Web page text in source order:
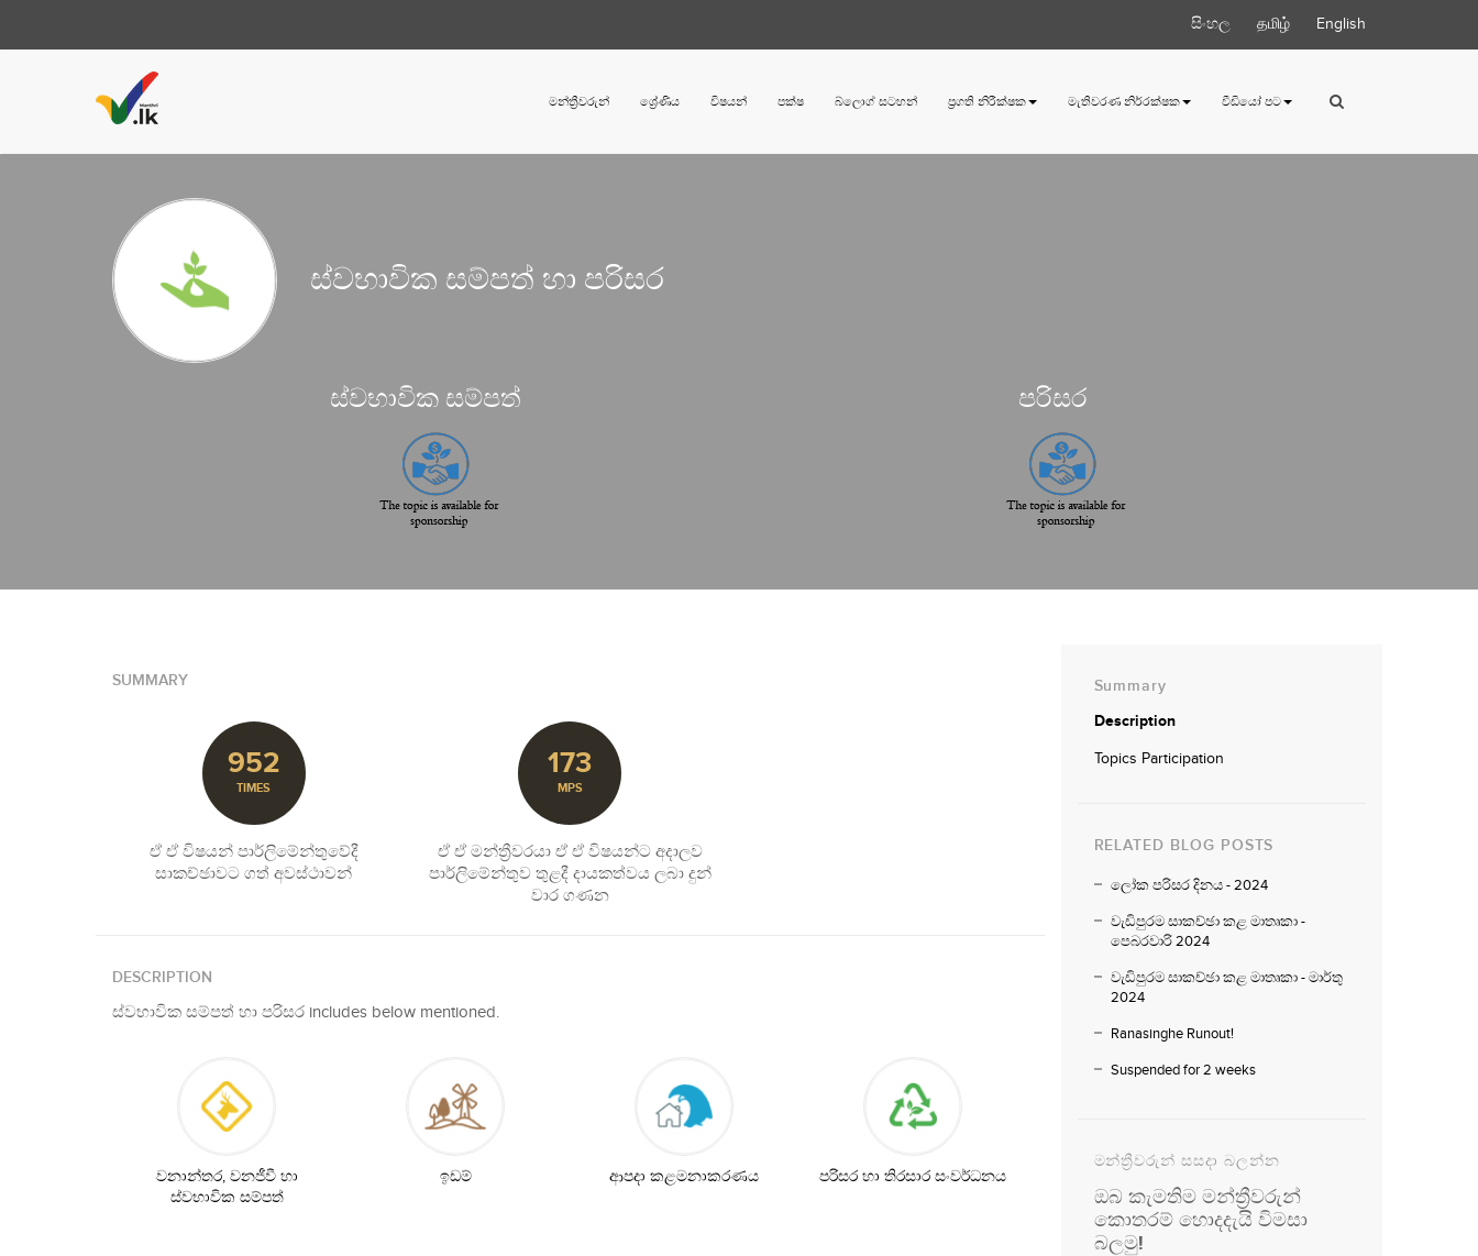
සිංහල தமிழ் English
මන්ත්‍රීවරුන් ශ්‍රේණිය විෂයන් පක්ෂ බ්ලොග් සටහන් ප්‍රගති නිරීක්ෂක මැතිවරණ නිර්‍රක්ෂක වීඩියෝ පට
ස්වභාවික සම්පත් හා පරිසර
ස්වභාවික සම්පත් පරිසර
SUMMARY
952
TIMES
ඒ ඒ විෂයන් පාර්ලිමේන්තුවේදී
සාකච්ඡාවට ගත් අවස්ථාවන්
173
MPS
ඒ ඒ මන්ත්‍රීවරයා ඒ ඒ විෂයන්ට අදාලව
පාර්ලිමේන්තුව තුළදී දායකත්වය ලබා දුන්
වාර ගණන
DESCRIPTION
ස්වභාවික සම්පත් හා පරිසර includes below mentioned.
වනාන්තර, වනජීවී හා
ස්වභාවික සම්පත්
ඉඩම් ආපදා කළමනාකරණය පරිසර හා තිරසාර සංවර්ධනය
Summary
Description
Topics Participation
RELATED BLOG POSTS
ලෝක පරිසර දිනය - 2024
වැඩිපුරම සාකච්ඡා කළ මාතෘකා -
පෙබරවාරි 2024
වැඩිපුරම සාකච්ඡා කළ මාතෘකා - මාර්තු
2024
Ranasinghe Runout!
Suspended for 2 weeks
මන්ත්‍රීවරුන් සසදා බලන්න
ඔබ කැමතිම මන්ත්‍රීවරුන්
කොතරම් හොදදැයි විමසා
බලමු!